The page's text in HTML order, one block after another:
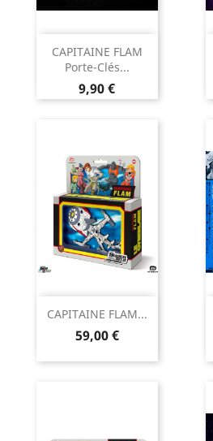
CAPITAINE FLAM
Porte-Clés...
Prix
9,90 €
CAPITAINE FLAM...
Prix
59,00 €